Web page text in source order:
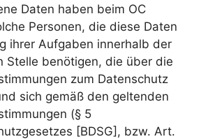
Daten haben beim OC
Personen, die diese Daten
ihrer Aufgaben innerhalb der
Stelle benötigen, die über die
zum Datenschutz
sich gemäß den geltenden
(§ 5
[BDSG], bzw. Art.